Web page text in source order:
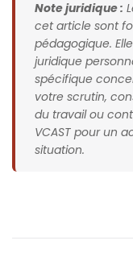
Note juridique :
cet article sont
pédagogique.
juridique
spécifique
votre scrutin,
du travail ou
VCAST pour un
situation.